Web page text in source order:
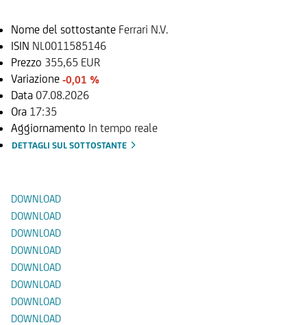
Nome del sottostante Ferrari N.V.
ISIN NL0011585146
Prezzo 355,65 EUR
Variazione -0,01 %
Data 07.08.2026
Ora 17:35
Aggiornamento In tempo reale
DETTAGLI SUL SOTTOSTANTE
DOWNLOAD
DOWNLOAD
DOWNLOAD
DOWNLOAD
DOWNLOAD
DOWNLOAD
DOWNLOAD
DOWNLOAD